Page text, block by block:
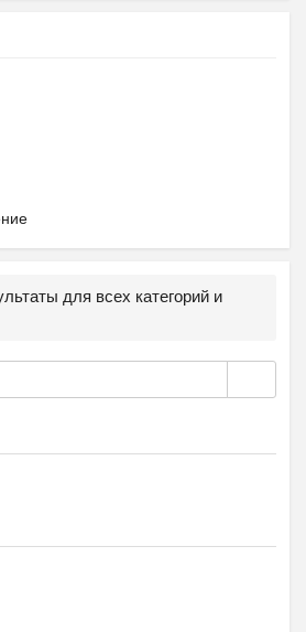
для всех категорий и